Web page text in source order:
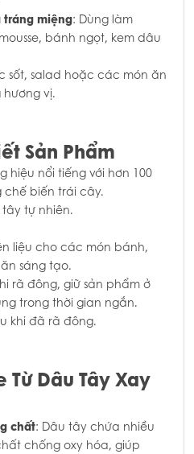
tráng miệng: Dùng làm
bánh ngọt, kem dâu
sốt, salad hoặc các món ăn
vị.
Sản Phẩm
hiệu nổi tiếng với hơn 100
chế biến trái cây.
tây tự nhiên.
liệu cho các món bánh,
sáng tạo.
rã đông, giữ sản phẩm ở
trong thời gian ngắn.
khi đã rã đông.
Từ Dâu Tây Xay
chất: Dâu tây chứa nhiều
chống oxy hóa, giúp